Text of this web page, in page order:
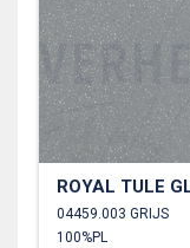
04459.003 GRIJS
100%PL